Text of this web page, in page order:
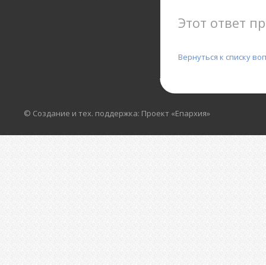
Этот ответ
Вернуться к списку
© Создание и тех. поддержка: Проект «Епархия»